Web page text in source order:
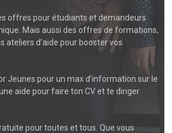
offres pour étudiants et demandeurs
Mais aussi des offres de formations,
ateliers d’aide pour booster vos
Jeunes pour un max d’information sur le
aide pour faire ton CV et te diriger
pour toutes et tous. Que vous